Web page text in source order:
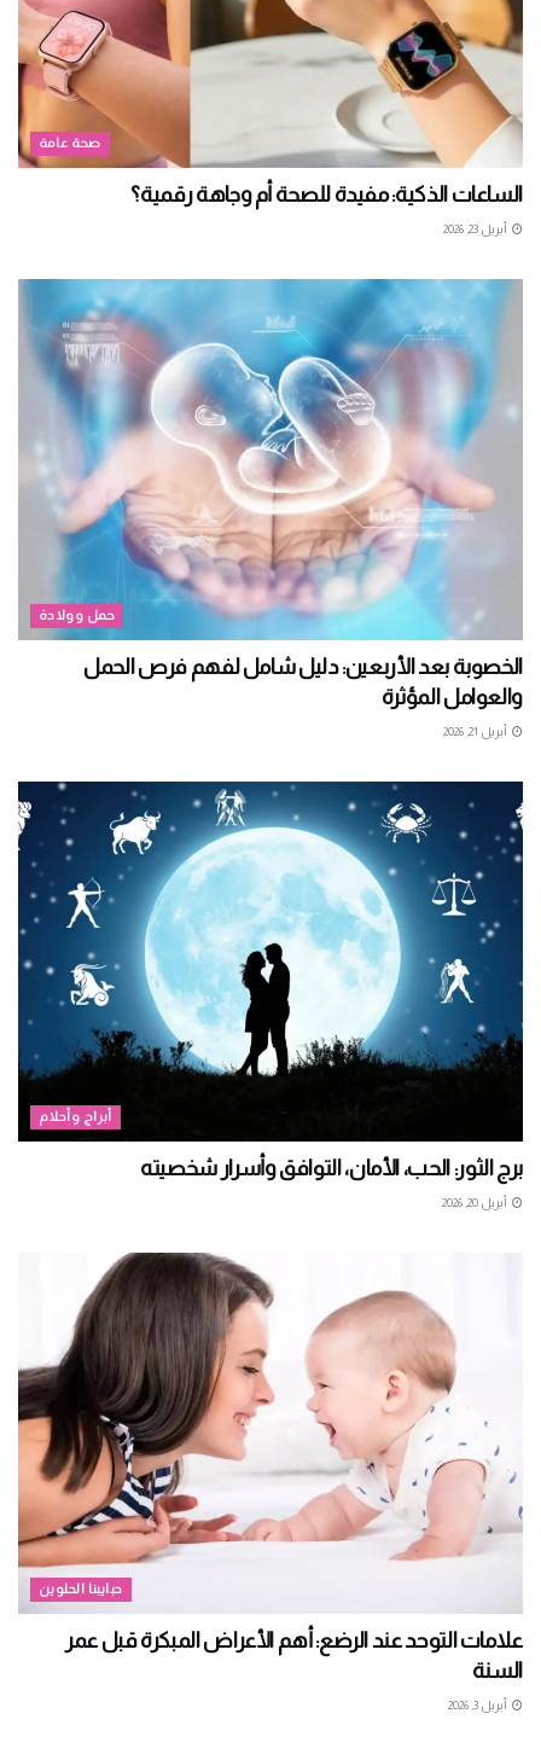
صحة عامة
الساعات الذكية: مفيدة للصحة أم وجاهة رقمية؟
أبريل 23, 2026
حمل وولادة
الخصوبة بعد الأربعين: دليل شامل لفهم فرص الحمل
والعوامل المؤثرة
أبريل 21, 2026
أبراج وأحلام
برج الثور: الحب، الأمان، التوافق وأسرار شخصيته
أبريل 20, 2026
حبايبنا الحلوين
علامات التوحد عند الرضع: أهم الأعراض المبكرة قبل عمر
السنة
أبريل 3, 2026